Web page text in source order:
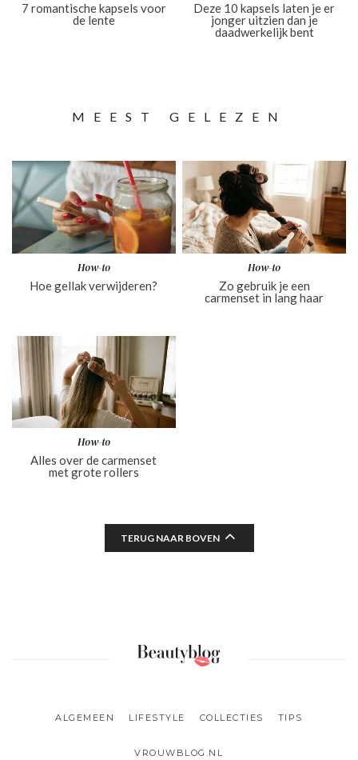
7 romantische kapsels voor
de lente
Deze 10 kapsels laten je er
jonger uitzien dan je
daadwerkelijk bent
MEEST GELEZEN
How-to
Hoe gellak verwijderen?
How-to
Zo gebruik je een
carmenset in lang haar
How-to
Alles over de carmenset
met grote rollers
TERUG NAAR BOVEN
ALGEMEEN LIFESTYLE COLLECTIES TIPS
VROUWBLOG.NL